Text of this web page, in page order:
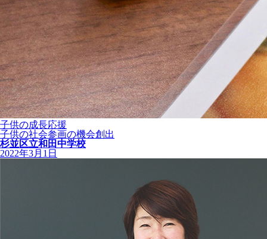
子供の成長応援
子供の社会参画の機会創出
杉並区立和田中学校
2022年3月1日